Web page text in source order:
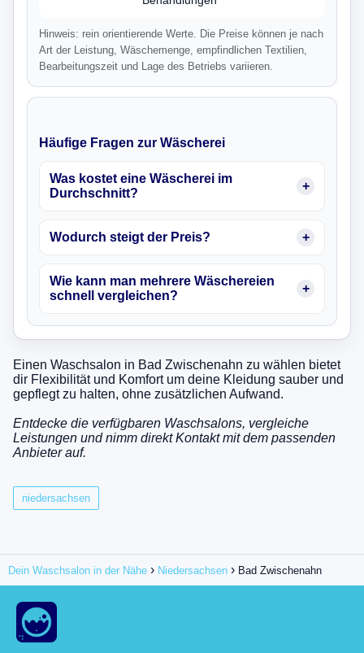
Hinweis: rein orientierende Werte. Die Preise können je nach
Art der Leistung, Wäschemenge, empfindlichen Textilien,
Bearbeitungszeit und Lage des Betriebs variieren.
Häufige Fragen zur Wäscherei
Was kostet eine Wäscherei im
Durchschnitt?
Wodurch steigt der Preis?
Wie kann man mehrere Wäschereien
schnell vergleichen?
Einen Waschsalon in Bad Zwischenahn zu wählen bietet
dir Flexibilität und Komfort um deine Kleidung sauber und
gepflegt zu halten, ohne zusätzlichen Aufwand.
Entdecke die verfügbaren Waschsalons, vergleiche
Leistungen und nimm direkt Kontakt mit dem passenden
Anbieter auf.
niedersachsen
Dein Waschsalon in der Nähe Niedersachsen Bad Zwischenahn